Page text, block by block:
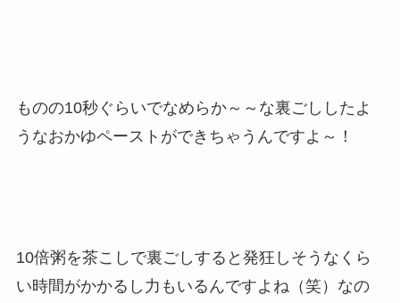
ものの10秒ぐらいでなめらか～～な裏ごししたよ
うなおかゆペーストができちゃうんですよ～！
10倍粥を茶こしで裏ごしすると発狂しそうなくら
い時間がかかるし力もいるんですよね（笑）なの